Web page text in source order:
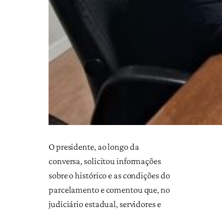
O presidente, ao longo da
conversa, solicitou informações
sobre o histórico e as condições do
parcelamento e comentou que, no
judiciário estadual, servidores e